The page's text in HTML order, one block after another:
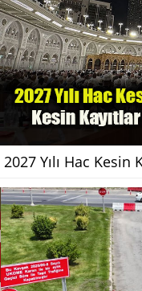
2027 Yılı Hac Kesin